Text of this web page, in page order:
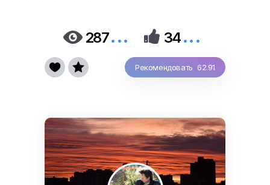
 287...  34...
Рекомендовать 62.91
 